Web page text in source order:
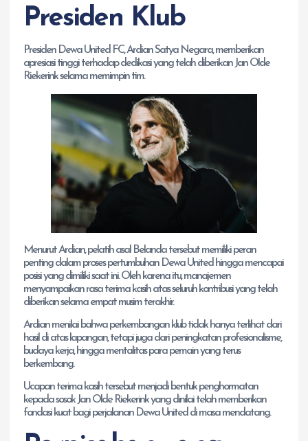
Presiden Klub
Presiden Dewa United FC, Ardian Satya Negara, memberikan
apresiasi tinggi terhadap dedikasi yang telah diberikan Jan Olde
Riekerink selama memimpin tim.
Menurut Ardian, pelatih asal Belanda tersebut memiliki peran
penting dalam proses pertumbuhan Dewa United hingga mencapai
posisi yang dimiliki saat ini. Oleh karena itu, manajemen
menyampaikan rasa terima kasih atas seluruh kontribusi yang telah
diberikan selama empat musim terakhir.
Ardian menilai bahwa perkembangan klub tidak hanya terlihat dari
hasil di atas lapangan, tetapi juga dari peningkatan profesionalisme,
budaya kerja, hingga mentalitas para pemain yang terus
berkembang.
Ucapan terima kasih tersebut menjadi bentuk penghormatan
kepada sosok Jan Olde Riekerink yang dinilai telah memberikan
fondasi kuat bagi perjalanan Dewa United di masa mendatang.